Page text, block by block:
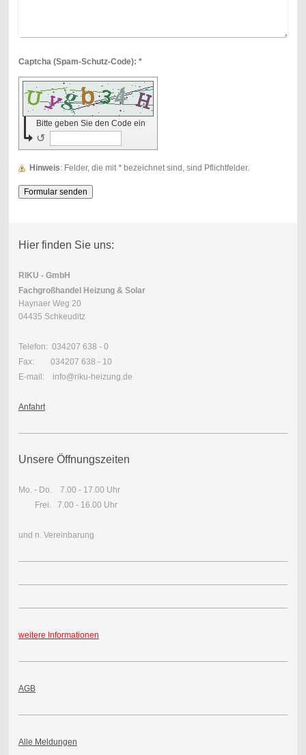
Captcha (Spam-Schutz-Code): *
Bitte geben Sie den Code ein
↺
Hinweis : Felder, die mit *bezeichnet sind, sind Pflichtfelder.
Hier finden Sie uns:
RIKU - GmbH
Fachgroßhandel Heizung & Solar
Haynaer Weg 20
04435 Schkeuditz
Telefon: 034207 638 - 0
Fax: 034207 638 - 10
E-mail: info@riku-heizung.de
Anfahrt
Unsere Öffnungszeiten
Mo. - Do. 7.00 - 17.00 Uhr
Frei.
7.00 - 16.00 Uhr
und n. Vereinbarung
weitere Informationen
AGB
Alle Meldungen